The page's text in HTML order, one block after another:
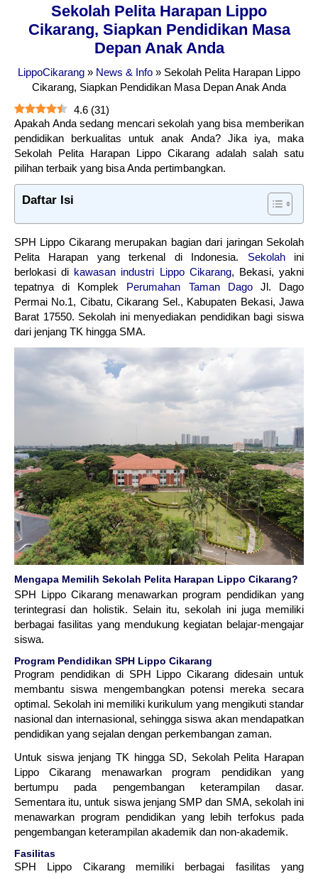
Sekolah Pelita Harapan Lippo
Cikarang, Siapkan Pendidikan Masa
Depan Anak Anda
LippoCikarang » News & Info » Sekolah Pelita Harapan Lippo
Cikarang, Siapkan Pendidikan Masa Depan Anak Anda
4.6 (31)
Apakah Anda sedang mencari sekolah yang bisa memberikan
pendidikan berkualitas untuk anak Anda? Jika iya, maka
Sekolah Pelita Harapan Lippo Cikarang adalah salah satu
pilihan terbaik yang bisa Anda pertimbangkan.
Daftar Isi
SPH Lippo Cikarang merupakan bagian dari jaringan Sekolah
Pelita Harapan yang terkenal di Indonesia. Sekolahini
berlokasi di kawasan industri Lippo Cikarang, Bekasi, yakni
tepatnya di Komplek Perumahan Taman DagoJl. Dago
Permai No.1, Cibatu, Cikarang Sel., Kabupaten Bekasi, Jawa
Barat 17550. Sekolah ini menyediakan pendidikan bagi siswa
dari jenjang TK hingga SMA.
Mengapa Memilih Sekolah Pelita Harapan Lippo Cikarang?
SPH Lippo Cikarang menawarkan program pendidikan yang
terintegrasi dan holistik. Selain itu, sekolah ini juga memiliki
berbagai fasilitas yang mendukung kegiatan belajar-mengajar
siswa.
Program Pendidikan SPH Lippo Cikarang
Program pendidikan di SPH Lippo Cikarang didesain untuk
membantu siswa mengembangkan potensi mereka secara
optimal. Sekolah ini memiliki kurikulum yang mengikuti standar
nasional dan internasional, sehingga siswa akan mendapatkan
pendidikan yang sejalan dengan perkembangan zaman.
Untuk siswa jenjang TK hingga SD, Sekolah Pelita Harapan
Lippo Cikarang menawarkan program pendidikan yang
bertumpu pada pengembangan keterampilan dasar.
Sementara itu, untuk siswa jenjang SMP dan SMA, sekolah ini
menawarkan program pendidikan yang lebih terfokus pada
pengembangan keterampilan akademik dan non-akademik.
Fasilitas
SPH Lippo Cikarang memiliki berbagai fasilitas yang